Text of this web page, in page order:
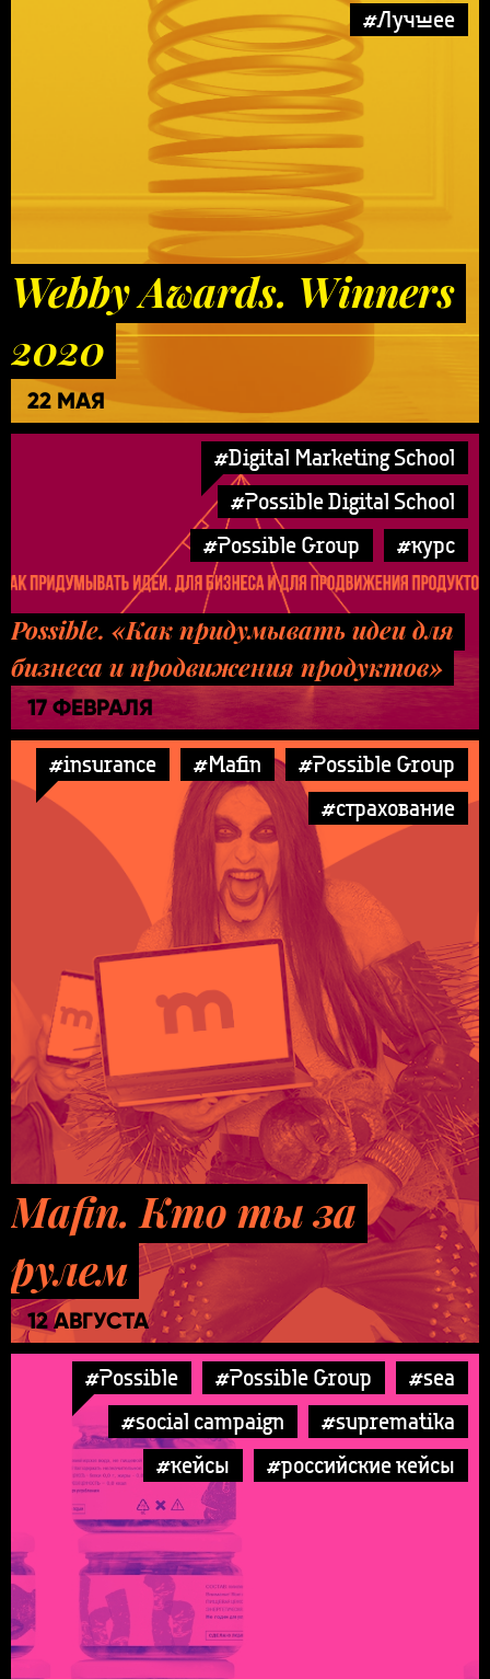
#Лучшее
Webby Awards. Winners
2020
22 МАЯ
#Digital Marketing School
#Possible Digital School
#Possible Group
#курс
Possible. «Как придумывать идеи для
бизнеса и продвижения продуктов»
17 ФЕВРАЛЯ
#insurance #Mafin
#Possible Group
#страхование
Mafin. Кто ты за
рулем
12 АВГУСТА
#Possible #Possible Group
#sea
#social campaign
#suprematika
#кейсы
#российские кейсы